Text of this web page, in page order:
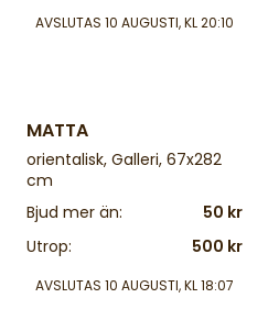
AVSLUTAS 10 AUGUSTI, KL 20:10
MATTA
orientalisk, Galleri, 67x282
cm
Bjud mer än:
50 kr
Utrop:
500 kr
AVSLUTAS 10 AUGUSTI, KL 18:07